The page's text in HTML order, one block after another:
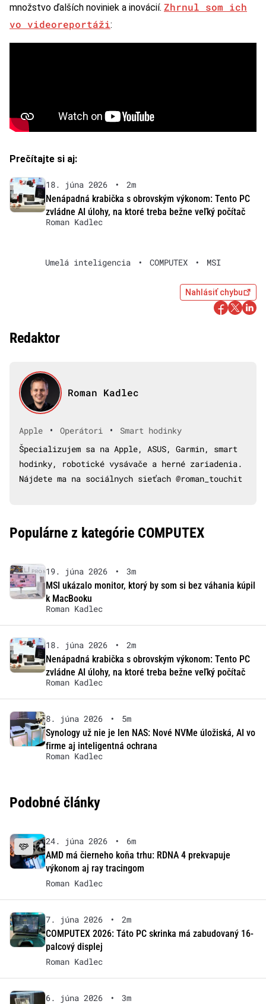
množstvo ďalších noviniek a inovácií. Zhrnul som ich
vo videoreportáži:
Prečítajte si aj:
18. júna 2026 •
2m
Nenápadná krabička s obrovským výkonom: Tento PC
zvládne AI úlohy, na ktoré treba bežne veľký počítač
Roman Kadlec
Umelá inteligencia • COMPUTEX • MSI
Nahlásiť chybu
Redaktor
Roman Kadlec
Apple • Operátori •
Smart hodinky
Špecializujem sa na Apple, ASUS, Garmin, smart
hodinky, robotické vysávače a herné zariadenia.
Nájdete ma na sociálnych sieťach @roman_touchit
Populárne z kategórie COMPUTEX
19. júna 2026 •
3m
MSI ukázalo monitor, ktorý by som si bez váhania kúpil
k MacBooku
Roman Kadlec
18. júna 2026 •
2m
Nenápadná krabička s obrovským výkonom: Tento PC
zvládne AI úlohy, na ktoré treba bežne veľký počítač
Roman Kadlec
8. júna 2026 •
5m
Synology už nie je len NAS: Nové NVMe úložiská, AI vo
firme aj inteligentná ochrana
Roman Kadlec
Podobné články
24. júna 2026 •
6m
AMD má čierneho koňa trhu: RDNA 4 prekvapuje
výkonom aj ray tracingom
Roman Kadlec
7. júna 2026 •
2m
COMPUTEX 2026: Táto PC skrinka má zabudovaný 16-
palcový displej
Roman Kadlec
6. júna 2026 •
3m